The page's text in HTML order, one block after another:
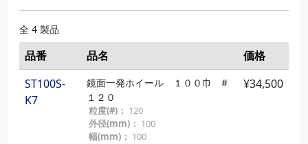
全 4 製品
品番 品名
価格
ST100S-
K7
鏡面一発ホイール １００巾 #
１２０
粒度(#)： 120
外径(mm)： 100
幅(mm)： 100
¥34,500